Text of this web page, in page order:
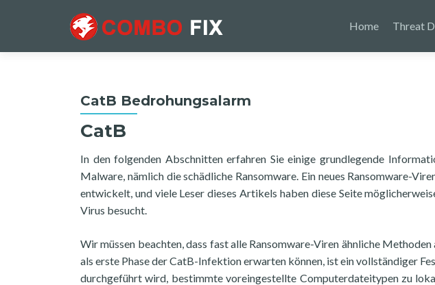
Home Threat
CatB Bedrohungsalarm
CatB
In den folgenden Abschnitten erfahren Sie einige grundlegende
Malware, nämlich die schädliche Ransomware. Ein neues Ransomware-
entwickelt, und viele Leser dieses Artikels haben diese Seite
Virus besucht.
Wir müssen beachten, dass fast alle Ransomware-Viren ähnliche Methoden
als erste Phase der CatB-Infektion erwarten können, ist ein vollständiger
durchgeführt wird, bestimmte voreingestellte Computerdateitypen zu